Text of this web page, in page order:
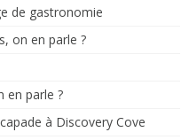
de gastronomie
on en parle ?
en parle ?
à Discovery Cove